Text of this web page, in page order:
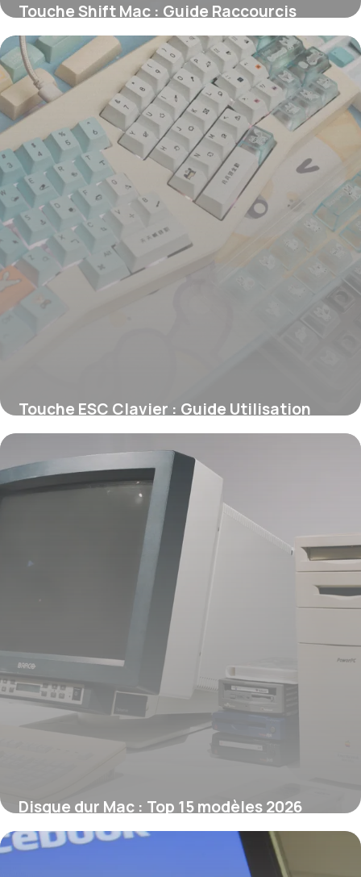
Touche Shift Mac : Guide Raccourcis
Apple
12 juin 2026
Touche ESC Clavier : Guide Utilisation
2026
11 juin 2026
Disque dur Mac : Top 15 modèles 2026
10 juin 2026